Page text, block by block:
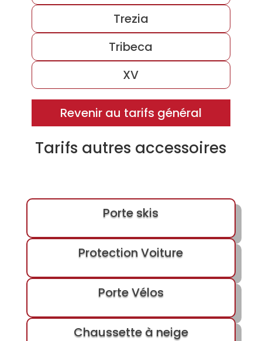
Trezia
Tribeca
XV
Revenir au tarifs général
Tarifs autres accessoires
Porte skis
Protection Voiture
Porte Vélos
Chaussette à neige